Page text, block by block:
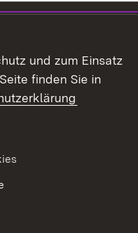
und zum Einsatz
finden Sie in